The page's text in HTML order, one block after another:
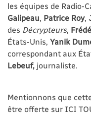
les équipes de Radio-
Galipeau Patrice Roy,
des Décrypteurs,
États-Unis, Yanik
correspondant aux
Lebeuf, journaliste.
Mentionnons que
être offerte sur ICI